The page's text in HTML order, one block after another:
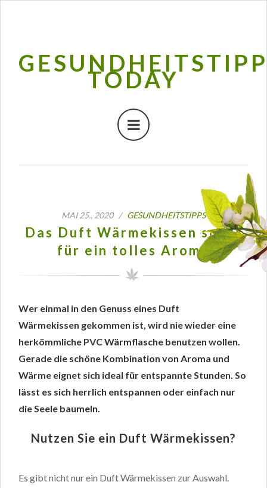
TODAY
MAI 25., 2020 / GESUNDHEITSTIPPS
Das Duft Wärmekissen sorgt
für ein tolles Aroma
Wer einmal in den Genuss eines Duft
Wärmekissen gekommen ist, wird nie wieder eine
herkömmliche PVC Wärmflasche benutzen wollen.
Gerade die schöne Kombination von Aroma und
Wärme eignet sich ideal für entspannte Stunden. So
lässt es sich herrlich entspannen oder einfach nur
die Seele baumeln.
Nutzen Sie ein Duft Wärmekissen?
Es gibt nicht nur ein Duft Wärmekissen zur Auswahl.